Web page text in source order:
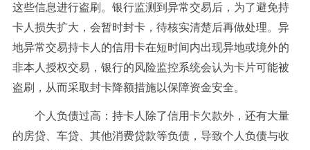
这些信息进行盗刷。银行监测到异常交易后，为了避免持
卡人损失扩大，会暂时封卡，待核实清楚后再做处理。异
地异常交易持卡人的信用卡在短时间内出现异地或境外的
非本人授权交易，银行的风险监控系统会认为卡片可能被
盗刷，从而采取封卡降额措施以保障资金安全。
个人负债过高：持卡人除了信用卡欠款外，还有大量
的房贷、车贷、其他消费贷款等负债，导致个人负债与收